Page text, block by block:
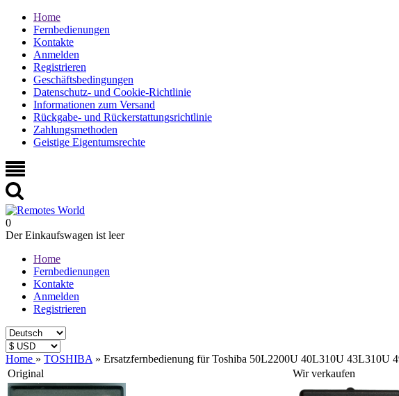
Home
Fernbedienungen
Kontakte
Anmelden
Registrieren
Geschäftsbedingungen
Datenschutz- und Cookie-Richtlinie
Informationen zum Versand
Rückgabe- und Rückerstattungsrichtlinie
Zahlungsmethoden
Geistige Eigentumsrechte
0
Der Einkaufswagen ist leer
Home
Fernbedienungen
Kontakte
Anmelden
Registrieren
Home » TOSHIBA » Ersatzfernbedienung für Toshiba 50L2200U 40L310U 43L310U
Original
Wir verkaufen